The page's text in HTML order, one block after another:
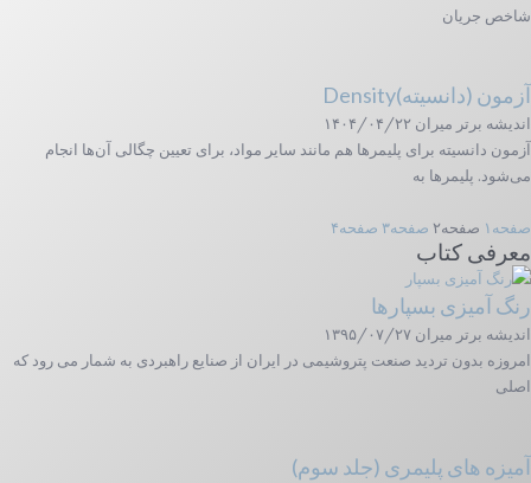
شاخص جریان
آزمون (دانسیته)Density
اندیشه برتر میران ۱۴۰۴/۰۴/۲۲
آزمون دانسیته برای پلیمرها هم مانند سایر مواد، برای تعیین چگالی آن‌ها انجام
می‌شود. پلیمرها به
صفحه۱ صفحه۲ صفحه۳ صفحه۴
معرفی کتاب
رنگ آمیزی بسپارها
اندیشه برتر میران ۱۳۹۵/۰۷/۲۷
امروزه بدون تردید صنعت پتروشیمی در ایران از صنایع راهبردی به شمار می رود که
اصلی
آمیزه های پلیمری (جلد سوم)